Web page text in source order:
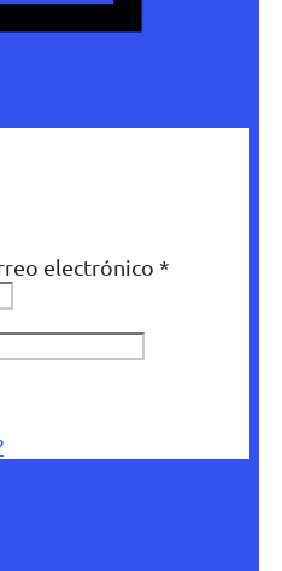
electrónico *